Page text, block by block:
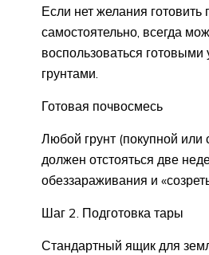
Если нет желания готовить
самостоятельно, всегда
воспользоваться
грунтами.
Готовая почвосмесь
Любой грунт (покупной или
должен отстояться две
обеззараживания и
Шаг 2. Подготовка тары
Стандартный ящик для